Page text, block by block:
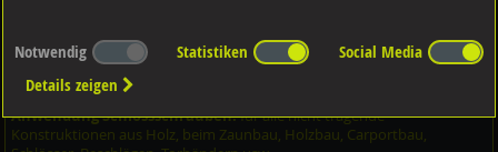
Anwendung Schlossschrauben:für alle nicht tragende
Konstruktionen aus Holz, beim Zaunbau, Holzbau, Carportbau,
Notwendig Statistiken
Social Media
Details zeigen